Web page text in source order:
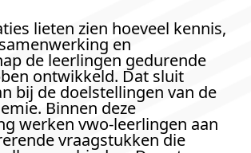
lieten zien hoeveel kennis,
en
de leerlingen gedurende
ontwikkeld. Dat sluit
bij de doelstellingen van de
Binnen deze
werken vwo-leerlingen aan
vraagstukken die